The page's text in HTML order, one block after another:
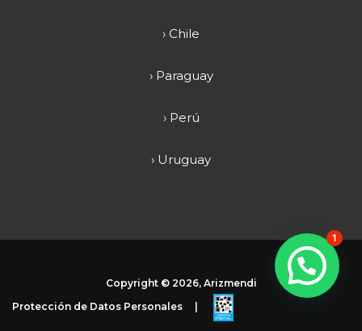
› Chile
› Paraguay
› Perú
› Uruguay
Copyright © 2026, Arizmendi
Protección de Datos Personales
1